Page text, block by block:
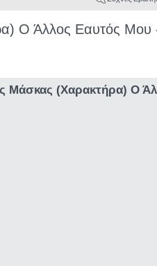
Ο Άλλος Εαυτός
Μάσκας (Χαρακτήρα) Ο